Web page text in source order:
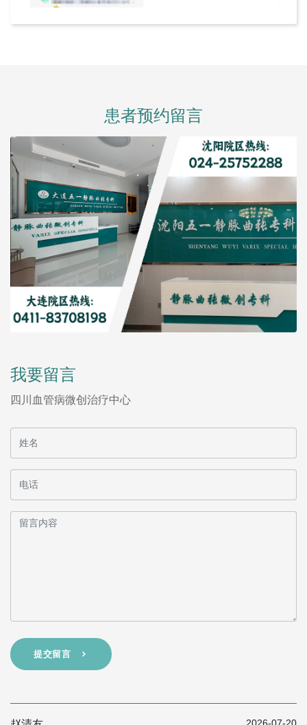
患者预约留言
我要留言
四川血管病微创治疗中心
提交留言